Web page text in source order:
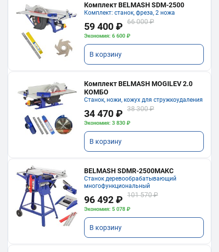
Комплект BELMASH SDM-2500
Комплект: станок, фреза, 2 ножа
59 400 ₽ 66 000 ₽
Экономия: 6 600 ₽
В корзину
Комплект BELMASH MOGILEV 2.0
КОМБО
Станок, ножи, кожух для стружкоудаления
34 470 ₽ 38 300 ₽
Экономия: 3 830 ₽
В корзину
BELMASH SDMR-2500МАКС
Станок деревообрабатывающий
многофункциональный
96 492 ₽ 101 570 ₽
Экономия: 5 078 ₽
В корзину